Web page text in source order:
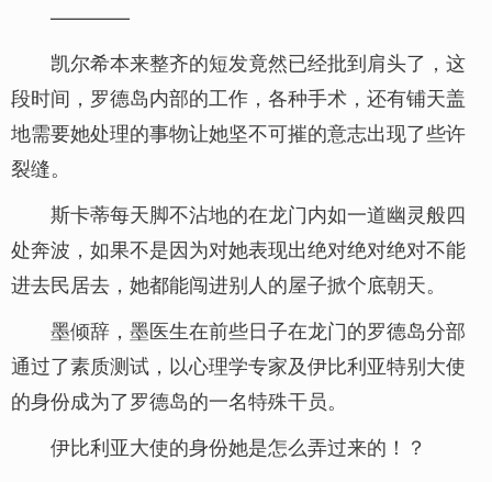
————
凯尔希本来整齐的短发竟然已经批到肩头了，这
段时间，罗德岛内部的工作，各种手术，还有铺天盖
地需要她处理的事物让她坚不可摧的意志出现了些许
裂缝。
斯卡蒂每天脚不沾地的在龙门内如一道幽灵般四
处奔波，如果不是因为对她表现出绝对绝对绝对不能
进去民居去，她都能闯进别人的屋子掀个底朝天。
墨倾辞，墨医生在前些日子在龙门的罗德岛分部
通过了素质测试，以心理学专家及伊比利亚特别大使
的身份成为了罗德岛的一名特殊干员。
伊比利亚大使的身份她是怎么弄过来的！？